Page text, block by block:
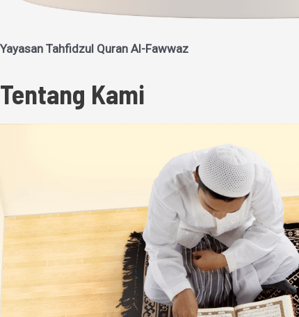
Yayasan Tahfidzul Quran Al-Fawwaz
Tentang Kami